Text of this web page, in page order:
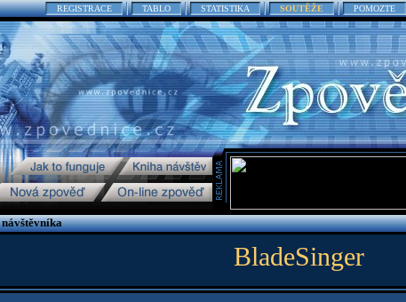
REGISTRACE TABLO STATISTIKA SOUTĚŽE POMOZTE
BladeSinger